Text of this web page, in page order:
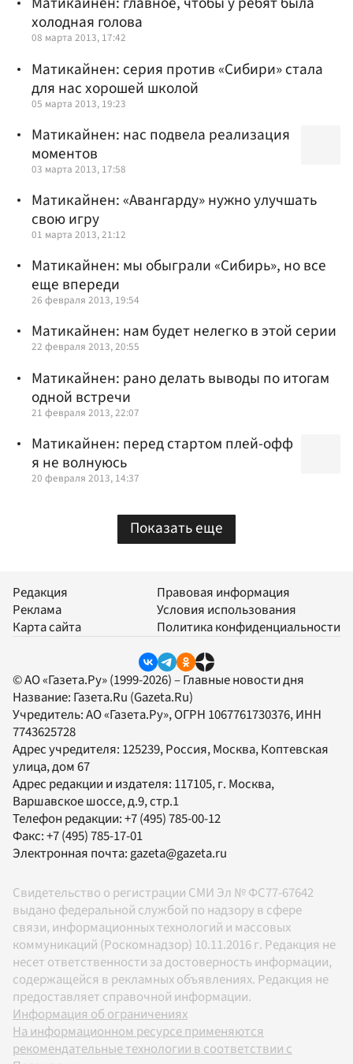
холодная голова
08 марта 2013, 17:42
Матикайнен: серия против «Сибири» стала
для нас хорошей школой
05 марта 2013, 19:23
Матикайнен: нас подвела реализация
моментов
03 марта 2013, 17:58
Матикайнен: «Авангарду» нужно улучшать
свою игру
01 марта 2013, 21:12
Матикайнен: мы обыграли «Сибирь», но все
еще впереди
26 февраля 2013, 19:54
Матикайнен: нам будет нелегко в этой серии
22 февраля 2013, 20:55
Матикайнен: рано делать выводы по итогам
одной встречи
21 февраля 2013, 22:07
Матикайнен: перед стартом плей-офф
я не волнуюсь
20 февраля 2013, 14:37
Показать еще
Редакция
Реклама
Карта сайта
Правовая информация
Условия использования
Политика конфиденциальности
© АО «Газета.Ру» (1999-2026) – Главные новости дня
Название: Газета.Ru (Gazeta.Ru)
Учредитель:АО «Газета.Ру», ОГРН 1067761730376, ИНН
7743625728
Адрес учредителя: 125239, Россия, Москва, Коптевская
улица, дом 67
Адрес редакции и издателя: 117105, г. Москва,
Варшавское шоссе, д.9, стр.1
Телефон редакции:+7 (495) 785-00-12
Факс:+7 (495) 785-17-01
Электронная почта: gazeta@gazeta.ru
Свидетельство о регистрации СМИ Эл № ФС77-67642
выдано федеральной службой по надзору в сфере
связи, информационных технологий и массовых
коммуникаций (Роскомнадзор) 10.11.2016 г. Редакция не
несет ответственности за достоверность информации,
содержащейся в рекламных объявлениях. Редакция не
предоставляет справочной информации.
Информация об ограничениях
На информационном ресурсе применяются
рекомендательные технологии в соответствии с